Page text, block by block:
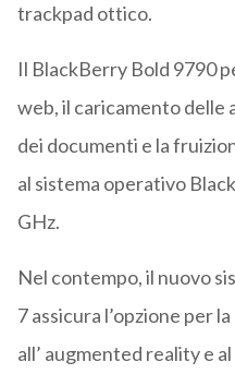
trackpad ottico.
Il BlackBerry Bold 9790
web, il caricamento delle
dei documenti e la
al sistema operativo
GHz.
Nel contempo, il nuovo
7 assicura l’opzione per
all’ augmented reality e